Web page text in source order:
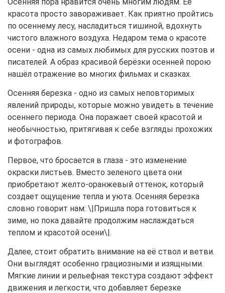
красота просто завораживает. Как приятно пройтись
по осеннему лесу, насладиться тишиной, вдохнуть
чистого влажного воздуха. Недаром тема о красоте
осени - одна из самых любимых для русских поэтов и
писателей. А образ красивой берёзки осенней порою
нашёл отражение во многих фильмах и сказках.
Осенняя березка - одно из самых неповторимых
явлений природы, которые можно увидеть в течение
осеннего периода. Она поражает своей красотой и
необычностью, притягивая к себе взгляды прохожих
и фотографов.
Первое, что бросается в глаза - это изменение
окраски листьев. Вместо зеленого цвета они
приобретают желто-оранжевый оттенок, который
создает ощущение тепла и уюта. Осенняя березка
словно говорит нам: \|Пришла пора готовиться к
зиме, но пока давайте продолжим наслаждаться
теплом и красотой осени\|.
Далее, стоит обратить внимание на её ствол и ветви.
Они выглядят особенно грациозными и изящными.
Мягкие линии и рельефная текстура создают эффект
движения и легкости, что добавляет березке